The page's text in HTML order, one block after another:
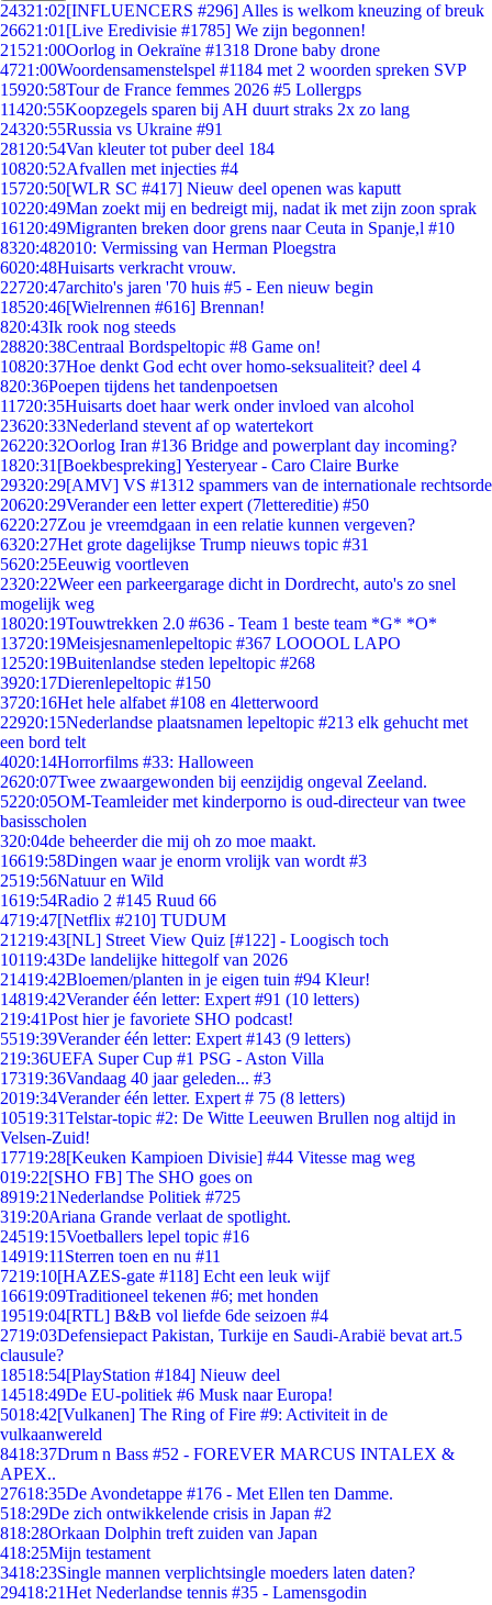
24321:02[INFLUENCERS #296] Alles is welkom kneuzing of breuk
26621:01 [Live Eredivisie #1785] We zijn begonnen!
21521:00Oorlog in Oekraïne #1318 Drone baby drone
4721:00Woordensamenstelspel #1184 met 2 woorden spreken SVP
15920:58Tour de France femmes 2026 #5 Lollergps
11420:55Koopzegels sparen bij AH duurt straks 2x zo lang
24320:55Russia vs Ukraine #91
281 20:54Van kleuter tot puber deel 184
10820:52Afvallen met injecties #4
15720:50[WLR SC #417] Nieuw deel openen was kaputt
10220:49Man zoekt mij en bedreigt mij, nadat ik met zijn zoon sprak
161 20:49Migranten breken door grens naar Ceuta in Spanje,l #10
8320:482010: Vermissing van Herman Ploegstra
6020:48Huisarts verkracht vrouw.
22720:47archito's jaren '70 huis #5 - Een nieuw begin
18520:46[Wielrennen #616] Brennan!
820:43Ik rook nog steeds
28820:38Centraal Bordspeltopic #8 Game on!
10820:37Hoe denkt God echt over homo-seksualiteit? deel 4
820:36Poepen tijdens het tandenpoetsen
11720:35Huisarts doet haar werk onder invloed van alcohol
23620:33Nederland stevent af op watertekort
26220:32Oorlog Iran #136 Bridge and powerplant day incoming?
1820:31 [Boekbespreking] Yesteryear - Caro Claire Burke
29320:29[AMV] VS #1312 spammers van de internationale rechtsorde
20620:29Verander een letter expert (7lettereditie) #50
6220:27Zou je vreemdgaan in een relatie kunnen vergeven?
6320:27Het grote dagelijkse Trump nieuws topic #31
5620:25Eeuwig voortleven
2320:22Weer een parkeergarage dicht in Dordrecht, auto's zo snel
mogelijk weg
18020:19Touwtrekken 2.0 #636 - Team 1 beste team *G* *O*
13720:19Meisjesnamenlepeltopic #367 LOOOOL LAPO
12520:19Buitenlandse steden lepeltopic #268
3920:17Dierenlepeltopic #150
3720:16Het hele alfabet #108 en 4letterwoord
22920:15Nederlandse plaatsnamen lepeltopic #213 elk gehucht met
een bord telt
4020:14Horrorfilms #33: Halloween
2620:07Twee zwaargewonden bij eenzijdig ongeval Zeeland.
5220:05OM-Teamleider met kinderporno is oud-directeur van twee
basisscholen
320:04de beheerder die mij oh zo moe maakt.
16619:58Dingen waar je enorm vrolijk van wordt #3
2519:56Natuur en Wild
1619:54Radio 2 #145 Ruud 66
4719:47[Netflix #210] TUDUM
21219:43[NL] Street View Quiz [#122] - Loogisch toch
10119:43De landelijke hittegolf van 2026
21419:42Bloemen/planten in je eigen tuin #94 Kleur!
14819:42Verander één letter: Expert #91 (10 letters)
219:41Post hier je favoriete SHO podcast!
5519:39Verander één letter: Expert #143 (9 letters)
219:36UEFA Super Cup #1 PSG - Aston Villa
17319:36Vandaag 40 jaar geleden... #3
2019:34Verander één letter. Expert # 75 (8 letters)
10519:31Telstar-topic #2: De Witte Leeuwen Brullen nog altijd in
Velsen-Zuid!
17719:28[Keuken Kampioen Divisie] #44 Vitesse mag weg
019:22[SHO FB] The SHO goes on
8919:21Nederlandse Politiek #725
319:20Ariana Grande verlaat de spotlight.
24519:15Voetballers lepel topic #16
14919:11 Sterren toen en nu #11
7219:10[HAZES-gate #118] Echt een leuk wijf
16619:09Traditioneel tekenen #6; met honden
19519:04[RTL] B&B vol liefde 6de seizoen #4
2719:03Defensiepact Pakistan, Turkije en Saudi-Arabië bevat art.5
clausule?
18518:54[PlayStation #184] Nieuw deel
14518:49De EU-politiek #6 Musk naar Europa!
5018:42[Vulkanen] The Ring of Fire #9: Activiteit in de
vulkaanwereld
8418:37Drum n Bass #52 - FOREVER MARCUS INTALEX &
APEX..
27618:35De Avondetappe #176 - Met Ellen ten Damme.
518:29De zich ontwikkelende crisis in Japan #2
818:28Orkaan Dolphin treft zuiden van Japan
418:25Mijn testament
3418:23Single mannen verplichtsingle moeders laten daten?
29418:21Het Nederlandse tennis #35 - Lamensgodin